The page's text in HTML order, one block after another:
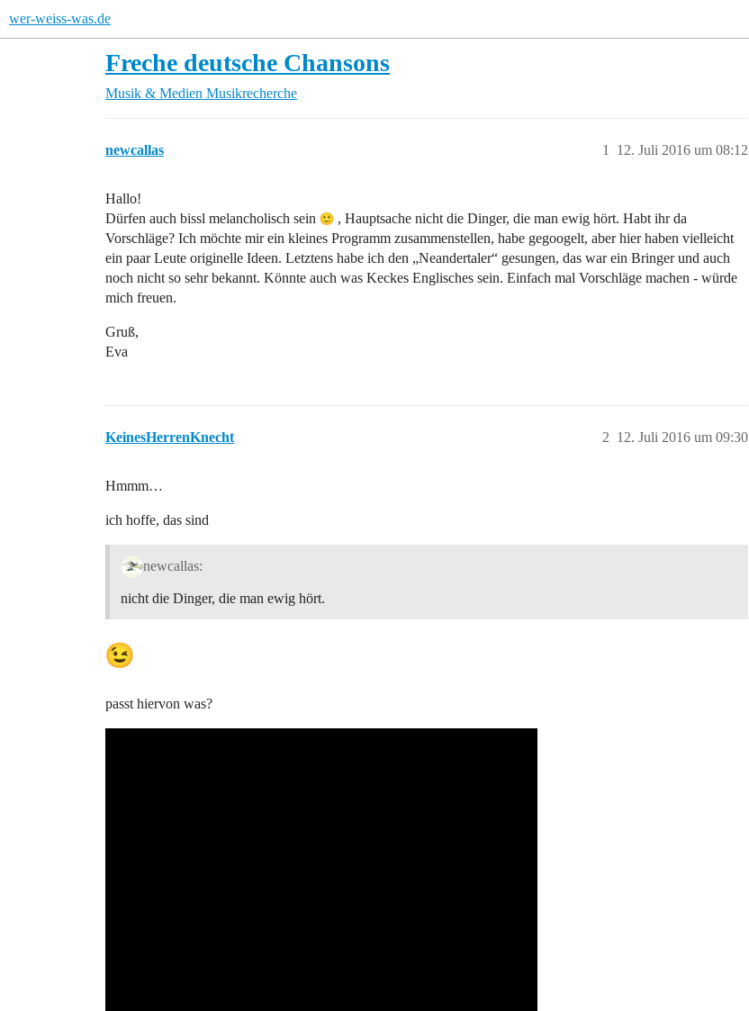
wer-weiss-was.de
Freche deutsche Chansons
Musik & Medien Musikrecherche
newcallas 12. Juli 2016 um 08:12
1
Hallo!
Dürfen auch bissl melancholisch sein
, Hauptsache nicht die Dinger, die man ewig hört. Habt ihr da
Vorschläge? Ich möchte mir ein kleines Programm zusammenstellen, habe gegoogelt, aber hier haben vielleicht
ein paar Leute originelle Ideen. Letztens habe ich den „Neandertaler“ gesungen, das war ein Bringer und auch
noch nicht so sehr bekannt. Könnte auch was Keckes Englisches sein. Einfach mal Vorschläge machen - würde
mich freuen.
Gruß,
Eva
KeinesHerrenKnecht 12. Juli 2016 um 09:30
2
Hmmm…
ich hoffe, das sind
newcallas:
nicht die Dinger, die man ewig hört.
passt hiervon was?